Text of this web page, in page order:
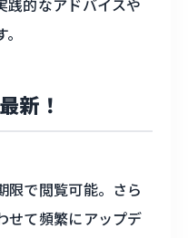
践的なアドバイスや
新！
限で閲覧可能。さら
せて頻繁にアップデ